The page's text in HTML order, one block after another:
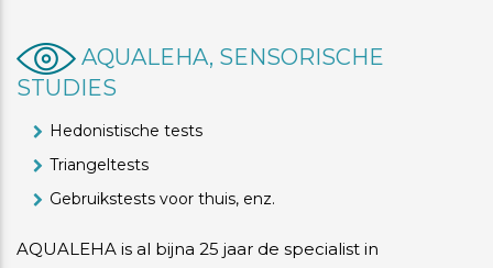
AQUALEHA, SENSORISCHE
STUDIES
Hedonistische tests
Triangeltests
Gebruikstests voor thuis, enz.
AQUALEHA is al bijna 25 jaar de specialist in